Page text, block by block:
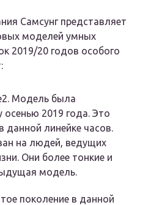
Самсунг представляет
моделей умных
2019/20 годов особого
Модель была
осенью 2019 года. Это
данной линейке часов.
на людей, ведущих
Они более тонкие и
модель.
поколение в данной